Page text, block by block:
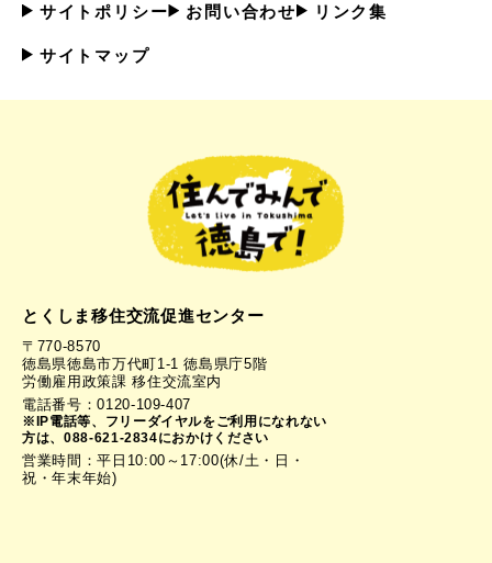
サイトポリシー お問い合わせ リンク集
サイトマップ
とくしま移住交流促進センター
〒770-8570
徳島県徳島市万代町1-1 徳島県庁5階
労働雇用政策課 移住交流室内
電話番号：0120-109-407
※IP電話等、フリーダイヤルをご利用になれない
方は、088-621-2834におかけください
営業時間：平日10:00～17:00(休/土・日・
祝・年末年始)